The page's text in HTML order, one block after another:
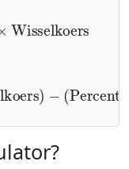
Wisselkoers
)−
Kosten)